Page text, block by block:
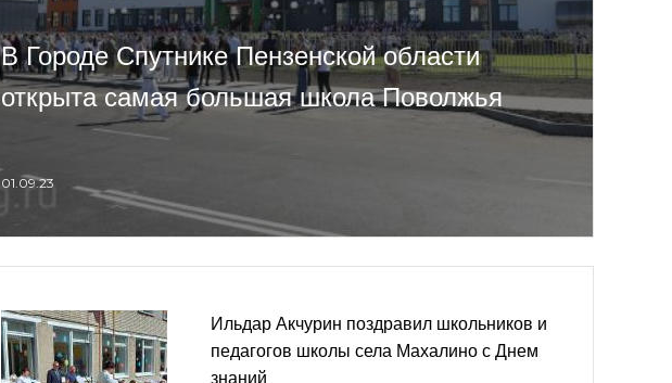
В Городе Спутнике Пензенской области
открыта самая большая школа Поволжья
01.09.23
Ильдар Акчурин поздравил школьников и
педагогов школы села Махалино с Днем
знаний